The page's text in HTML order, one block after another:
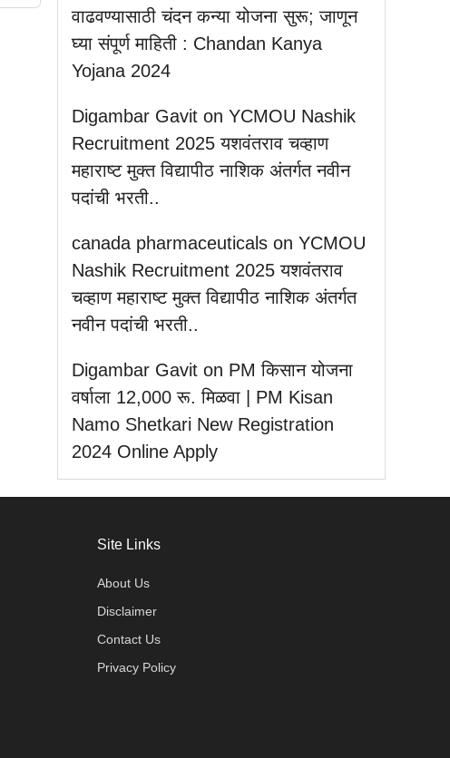
वाढवण्यासाठी चंदन कन्या योजना सुरू; जाणून
घ्या संपूर्ण माहिती : Chandan Kanya
Yojana 2024
Digambar Gavit on YCMOU Nashik
Recruitment 2025 यशवंतराव चव्हाण
महाराष्ट मुक्त विद्यापीठ नाशिक अंतर्गत नवीन
पदांची भरती..
canada pharmaceuticals on YCMOU
Nashik Recruitment 2025 यशवंतराव
चव्हाण महाराष्ट मुक्त विद्यापीठ नाशिक अंतर्गत
नवीन पदांची भरती..
Digambar Gavit on PM किसान योजना
वर्षाला 12,000 रू. मिळवा | PM Kisan
Namo Shetkari New Registration
2024 Online Apply
Site Links
About Us
Disclaimer
Contact Us
Privacy Policy